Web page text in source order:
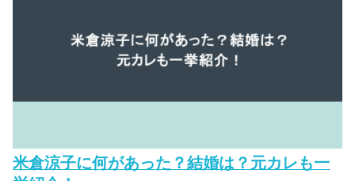
米倉涼子に何があった？結婚は？元カレも一